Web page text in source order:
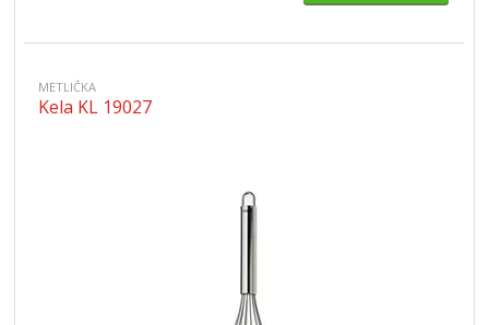
METLIČKA
Kela KL 19027